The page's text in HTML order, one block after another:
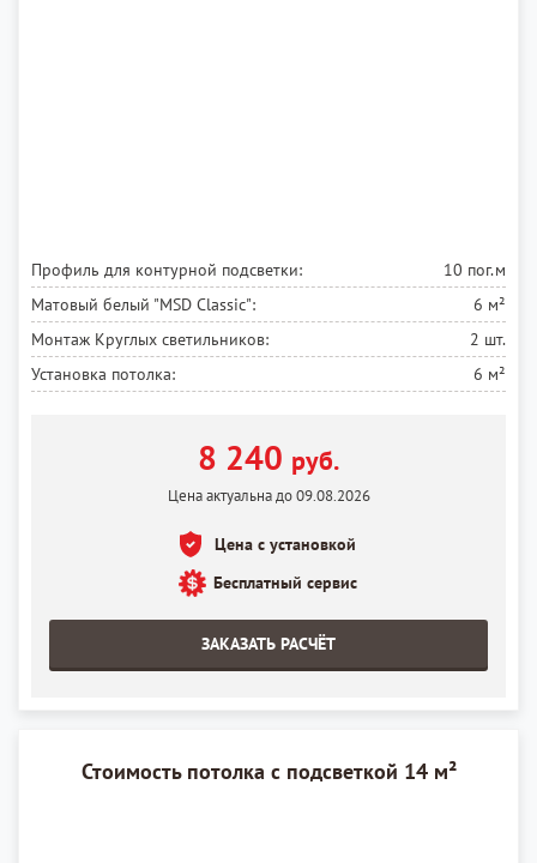
Профиль для контурной подсветки:
10 пог.м
Матовый белый "MSD Classic":
6 м²
Монтаж Круглых светильников:
2 шт.
Установка потолка:
6 м²
8 240 руб.
Цена актуальна до 09.08.2026
Цена с установкой
Бесплатный сервис
ЗАКАЗАТЬ РАСЧЁТ
Стоимость потолка с подсветкой 14 м²